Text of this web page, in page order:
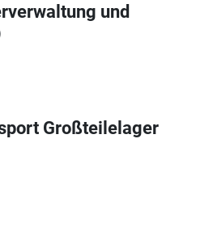
und
Großteilelager